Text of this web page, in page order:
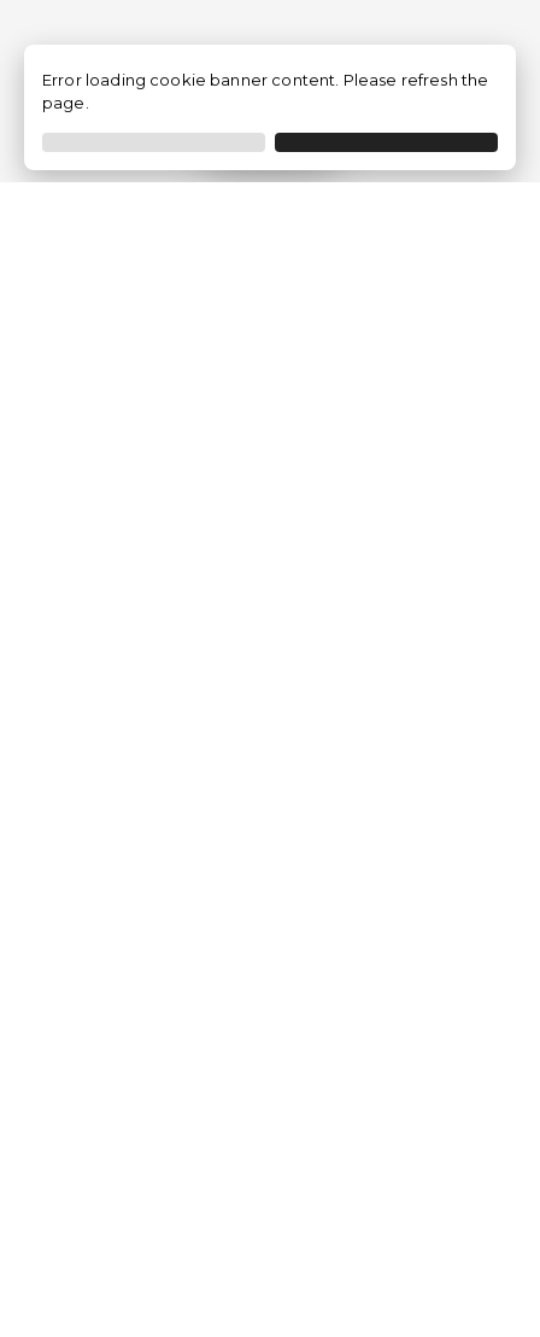
Filtro
Error loading cookie banner content. Please refresh the
page.